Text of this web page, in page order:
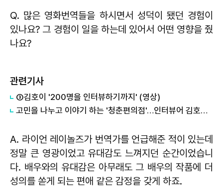
Q. 많은 영화번역들을 하시면서 성덕이 됐던 경험이
있나요? 그 경험이 일을 하는데 있어서 어떤 영향을 줬
나요?
관련기사
③김호이 '200명을 인터뷰하기까지' (영상)
고민을 나누고 이야기 하는 '청춘편의점'…인터뷰어 김호이 편
A. 라이언 레이놀즈가 번역가를 언급해준 적이 있는데
정말 큰 영광이었고 유대감도 느껴지던 순간이었습니
다. 배우와의 유대감은 아무래도 그 배우의 작품에 더
성의를 쏟게 되는 편애 같은 감정을 갖게 하죠.